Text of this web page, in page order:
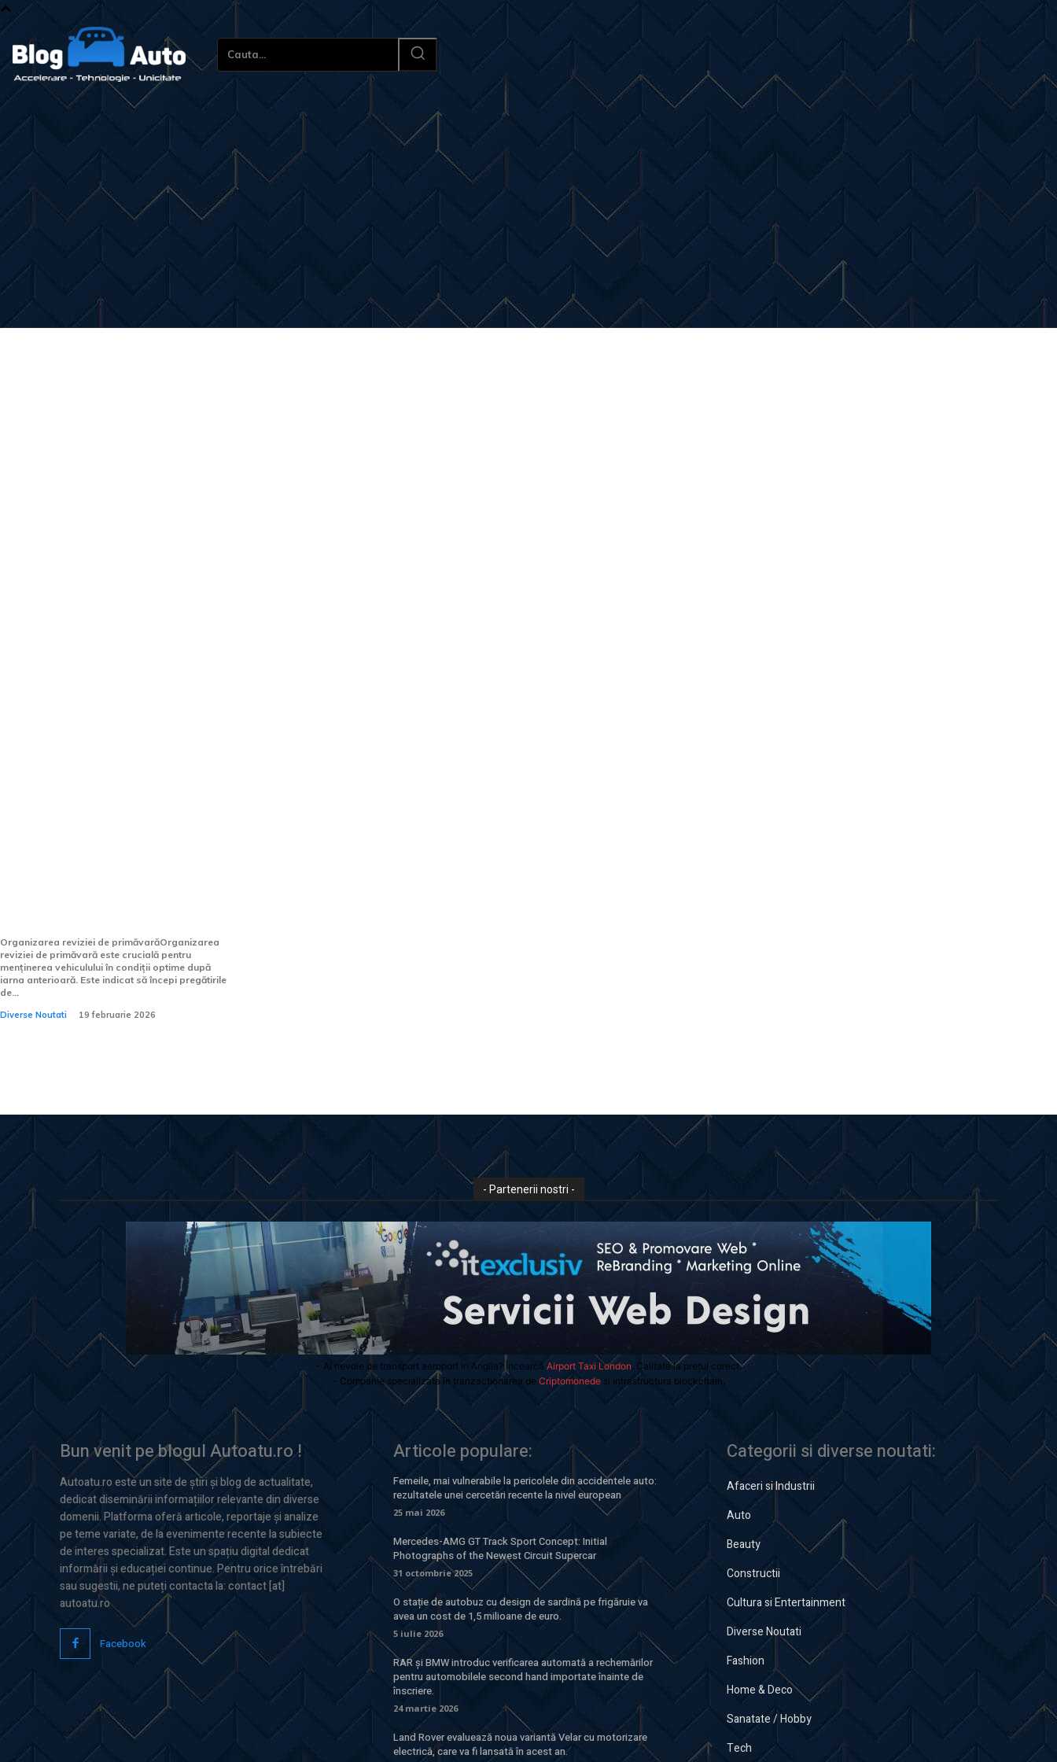
Cauta...
Organizarea reviziei de primăvarăOrganizarea
reviziei de primăvară este crucială pentru
menținerea vehiculului în condiții optime după
iarna anterioară. Este indicat să începi pregătirile
de...
Diverse Noutati 19 februarie 2026
- Partenerii nostri -
- Ai nevoie de transport aeroport in Anglia? Încearcă Airport Taxi London. Calitate la prețul corect.
- Companie specializata in tranzactionarea de Criptomonedesi infrastructura blockchain.
Bun venit pe blogul Autoatu.ro !
Autoatu.ro este un site de știri și blog de actualitate,
dedicat diseminării informațiilor relevante din diverse
domenii. Platforma oferă articole, reportaje și analize
pe teme variate, de la evenimente recente la subiecte
de interes specializat. Este un spațiu digital dedicat
informării și educației continue. Pentru orice întrebări
sau sugestii, ne puteți contacta la: contact [at]
autoatu.ro
Facebook
Articole populare:
Femeile, mai vulnerabile la pericolele din accidentele auto:
rezultatele unei cercetări recente la nivel european
25 mai 2026
Mercedes-AMG GT Track Sport Concept: Initial
Photographs of the Newest Circuit Supercar
31 octombrie 2025
O stație de autobuz cu design de sardină pe frigăruie va
avea un cost de 1,5 milioane de euro.
5 iulie 2026
RAR și BMW introduc verificarea automată a rechemărilor
pentru automobilele second hand importate înainte de
înscriere.
24 martie 2026
Land Rover evaluează noua variantă Velar cu motorizare
electrică, care va fi lansată în acest an.
Categorii si diverse noutati:
Afaceri si Industrii
Auto
Beauty
Constructii
Cultura si Entertainment
Diverse Noutati
Fashion
Home & Deco
Sanatate / Hobby
Tech